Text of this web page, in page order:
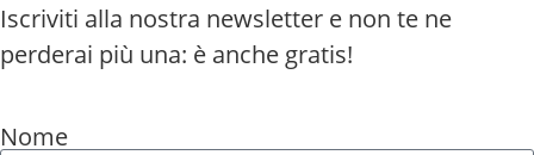
Iscriviti alla nostra newsletter e non te ne
perderai più una: è anche gratis!
Nome